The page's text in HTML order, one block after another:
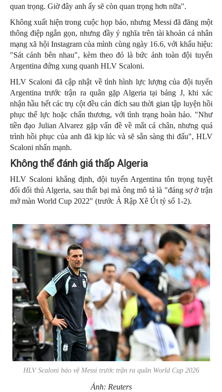
quan trọng. Giờ đây anh ấy sẽ còn quan trọng hơn nữa".
Không xuất hiện trong cuộc họp báo, nhưng Messi đã đăng một
thông điệp ngắn gọn, nhưng đầy ý nghĩa trên tài khoản cá nhân
mạng xã hội Instagram của mình cùng ngày 16.6, với khẩu hiệu:
"Sát cánh bên nhau", kèm theo đó là bức ảnh toàn đội tuyển
Argentina đứng xung quanh HLV Scaloni.
HLV Scaloni đã cập nhật về tình hình lực lượng của đội tuyển
Argentina trước trận ra quân gặp Algeria tại bảng J, khi xác
nhận hầu hết các trụ cột đều cán đích sau thời gian tập luyện hồi
phục thể lực hoặc chấn thương, với tình trạng hoàn hảo. "Như
tiền đạo Julian Alvarez gặp vấn đề về mắt cá chân, nhưng quá
trình hồi phục của anh đã kịp lúc và sẽ sẵn sàng thi đấu", HLV
Scaloni nhấn mạnh.
Không thể đánh giá thấp Algeria
HLV Scaloni khẳng định, đội tuyển Argentina tôn trọng tuyệt
đối đối thủ Algeria, sau thất bại mà ông mô tả là "đáng sợ ở trận
mở màn World Cup 2022" (trước Ả Rập Xê Út tỷ số 1-2).
HLV Scaloni bảo vệ Messi trước trận ra quân World Cup 2026
Ảnh: Reuters